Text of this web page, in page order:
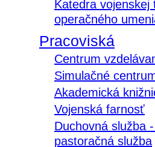
Katedra vojenskej
operačného
Pracoviská
Centrum
Simulačné
Akademická
Vojenská farnosť
Duchovná služba
pastoračná služba